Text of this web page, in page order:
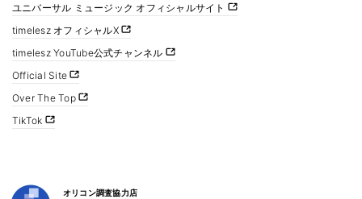
ユニバーサル ミュージック オフィシャルサイト
timelesz オフィシャルX
timelesz YouTube公式チャンネル
Official Site
Over The Top
TikTok
オリコン調査協力店